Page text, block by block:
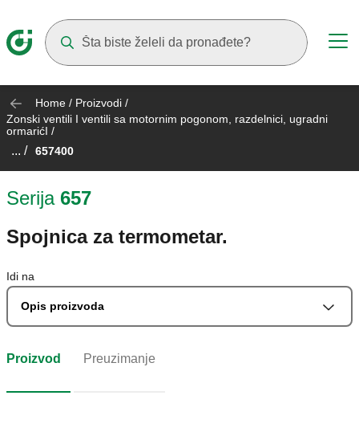
Home / Proizvodi /
Zonski ventili I ventili sa motornim pogonom, razdelnici, ugradni
ormarićI /
... / 657400
Serija 657
Spojnica za termometar.
Idi na
Opis proizvoda
Proizvod Preuzimanje